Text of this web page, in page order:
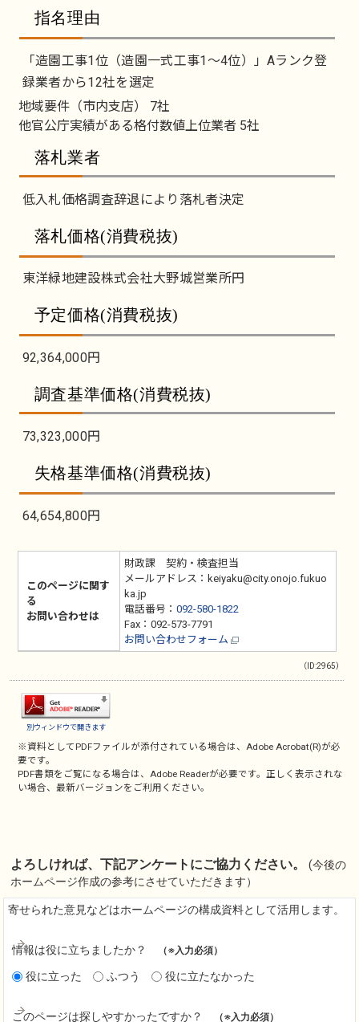
指名理由
「造園工事1位（造園一式工事1～4位）」Aランク登
録業者から12社を選定
地域要件（市内支店） 7社
他官公庁実績がある格付数値上位業者 5社
落札業者
低入札価格調査辞退により落札者決定
落札価格(消費税抜)
東洋緑地建設株式会社大野城営業所円
予定価格(消費税抜)
92,364,000円
調査基準価格(消費税抜)
73,323,000円
失格基準価格(消費税抜)
64,654,800円
このページに関す
る
お問い合わせは
財政課 契約・検査担当
メールアドレス：keiyaku@city.onojo.fukuo
ka.jp
電話番号： 092-580-1822
Fax：092-573-7791
お問い合わせフォーム
（ID:2965）
別ウィンドウで開きます
※資料としてPDFファイルが添付されている場合は、 Adobe Acrobat(R)が必
要です。
PDF書類をご覧になる場合は、 Adobe Readerが必要です。正しく表示されな
い場合、最新バージョンをご利用ください。